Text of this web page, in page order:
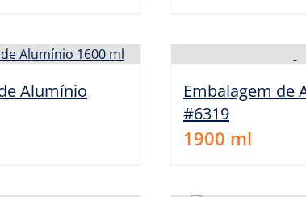
Alumínio
Embalagem de
#6319
1900 ml